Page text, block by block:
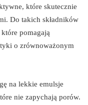
które skutecznie
Do takich składników
pomagają
o zrównoważonym
na lekkie emulsje
nie zapychają porów.